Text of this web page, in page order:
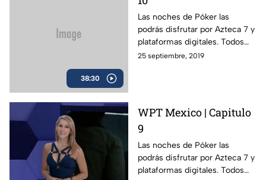
38:30
Las noches de Póker las
podrás disfrutar por Azteca 7 y
plataformas digitales. Todos
los viernes a las 11 PM.
25 septiembre, 2019
WPT Mexico | Capitulo
9
Las noches de Póker las
podrás disfrutar por Azteca 7 y
plataformas digitales. Todos